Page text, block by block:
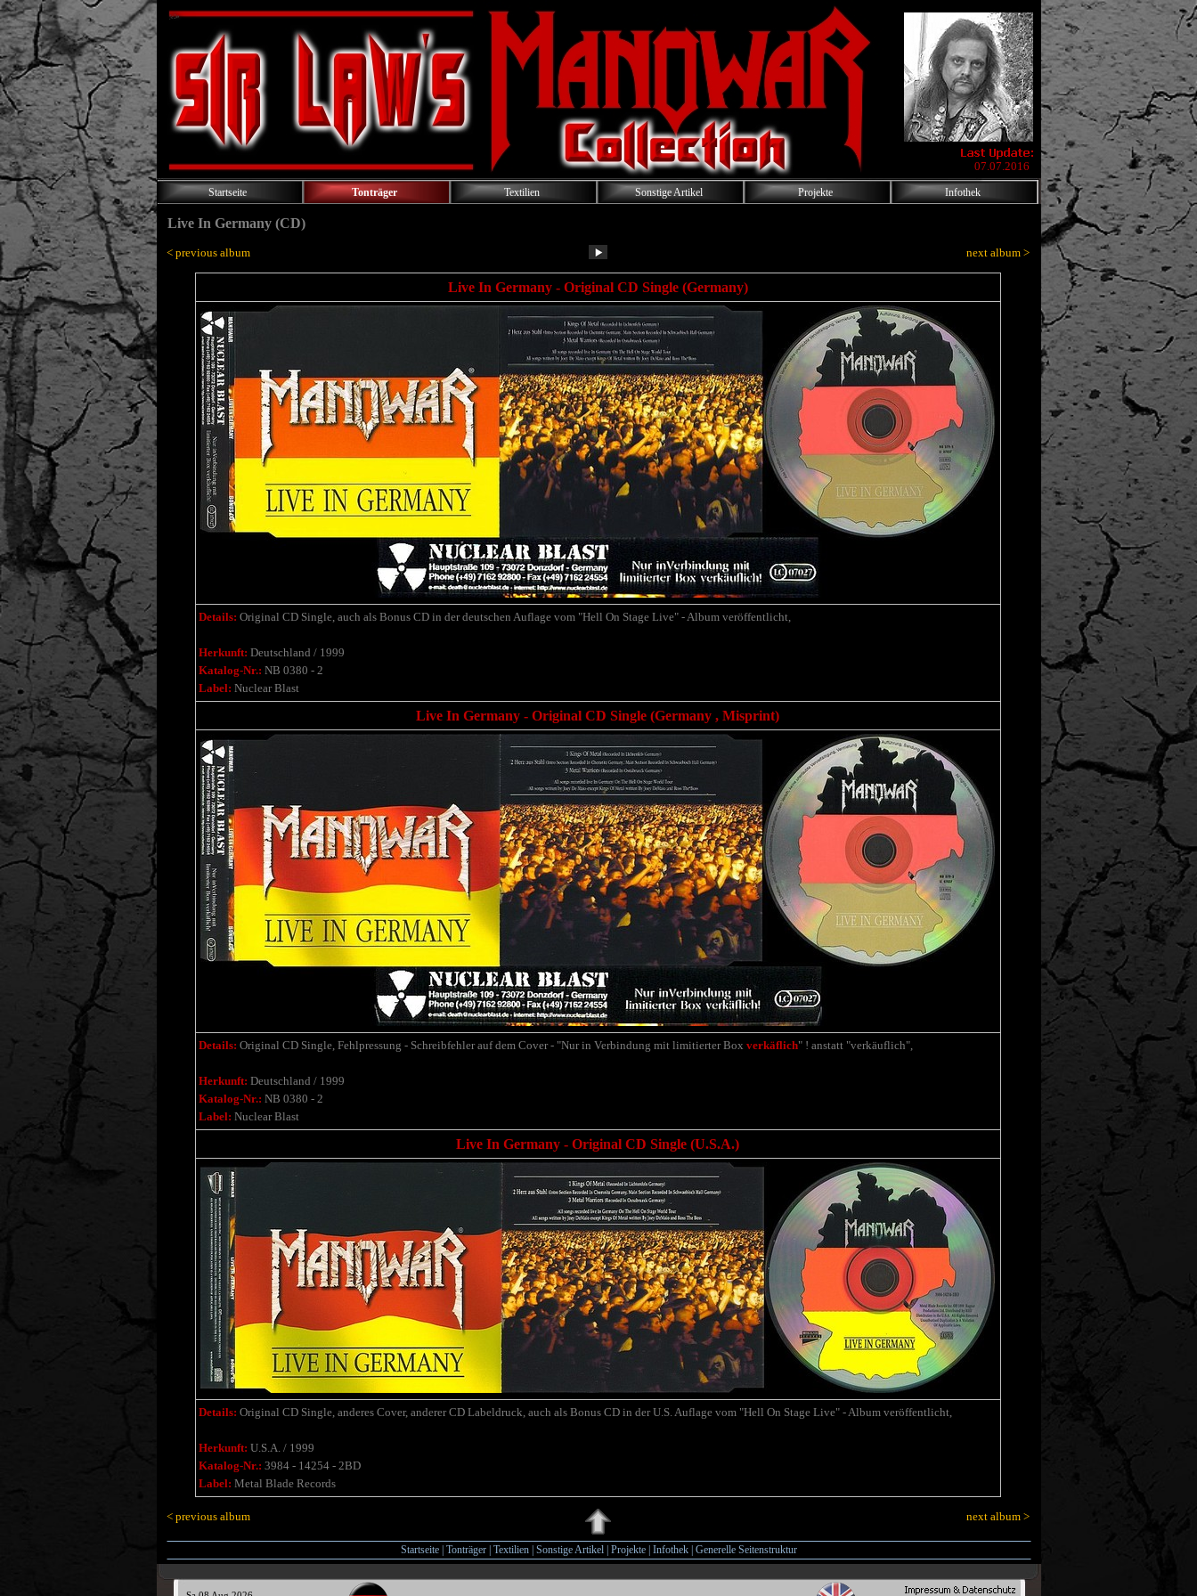
07.07.2016
Startseite Tonträger Textilien Sonstige Artikel Projekte Infothek
Live In Germany (CD)
< previous album next album >
Live In Germany - Original CD Single (Germany)
Details: Original CD Single, auch als Bonus CD in der deutschen Auflage vom "Hell On Stage Live" - Album veröffentlicht,
Herkunft: Deutschland / 1999
Katalog-Nr.: NB 0380 - 2
Label: Nuclear Blast
Live In Germany - Original CD Single (Germany , Misprint)
Details: Original CD Single, Fehlpressung - Schreibfehler auf dem Cover - "Nur in Verbindung mit limitierter Box verkäflich" ! anstatt "verkäuflich",
Herkunft: Deutschland / 1999
Katalog-Nr.: NB 0380 - 2
Label: Nuclear Blast
Live In Germany - Original CD Single (U.S.A.)
Details: Original CD Single, anderes Cover, anderer CD Labeldruck, auch als Bonus CD in der U.S. Auflage vom "Hell On Stage Live" - Album veröffentlicht,
Herkunft: U.S.A. / 1999
Katalog-Nr.: 3984 - 14254 - 2BD
Label: Metal Blade Records
< previous album next album >
Startseite| Tonträger| Textilien| Sonstige Artikel| Projekte| Infothek| Generelle Seitenstruktur